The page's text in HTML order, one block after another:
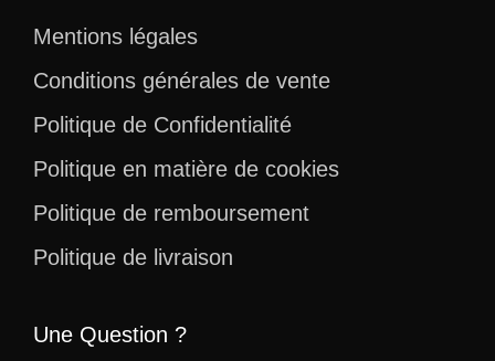
Mentions légales
Conditions générales de vente
Politique de Confidentialité
Politique en matière de cookies
Politique de remboursement
Politique de livraison
Une Question ?